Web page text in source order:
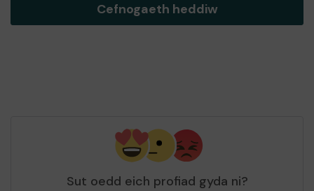
Cefnogaeth heddiw
Sut oedd eich profiad gyda ni?